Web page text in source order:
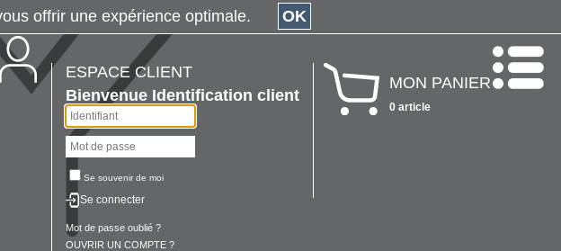
ESPACE CLIENT
Bienvenue Identification client
Se souvenir de moi
Se connecter
Mot de passe oublié ?
OUVRIR UN COMPTE ?
MON PANIER
0 article
offrir une expérience optimale. OK